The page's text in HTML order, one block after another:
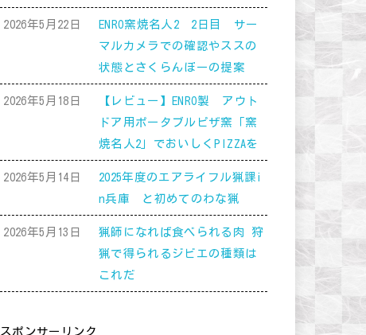
2026年5月22日
ENRO窯焼名人2 2日目 サー
マルカメラでの確認やススの
状態とさくらんぼーの提案
2026年5月18日
【レビュー】ENRO製 アウト
ドア用ポータブルピザ窯「窯
焼名人2」でおいしくPIZZAを
2026年5月14日
2025年度のエアライフル猟課i
n兵庫 と初めてのわな猟
2026年5月13日
猟師になれば食べられる肉 狩
猟で得られるジビエの種類は
これだ
スポンサーリンク